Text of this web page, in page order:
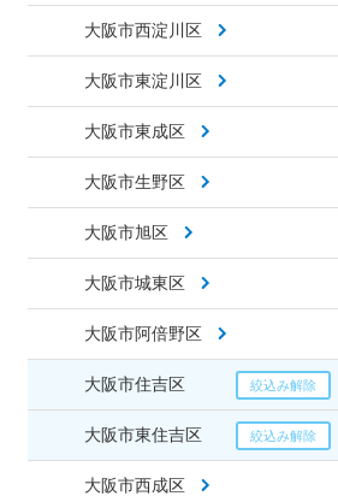
大阪市西淀川区
大阪市東淀川区
大阪市東成区
大阪市生野区
大阪市旭区
大阪市城東区
大阪市阿倍野区
大阪市住吉区
大阪市東住吉区
大阪市西成区